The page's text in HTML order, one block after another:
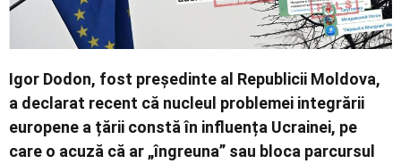
Igor Dodon, fost președinte al Republicii Moldova,
a declarat recent că nucleul problemei integrării
europene a țării constă în influența Ucrainei, pe
care o acuză că ar „îngreuna” sau bloca parcursul